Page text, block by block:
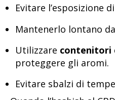
Evitare l’esposizione
Mantenerlo lontano
Utilizzare contenitori
proteggere gli aromi.
Evitare sbalzi di